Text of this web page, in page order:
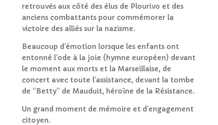
retrouvés aux côté des élus de Plourivo et des
anciens combattants pour commémorer la
victoire des alliés sur la nazisme.
Beaucoup d’émotion lorsque les enfants ont
entonné l’ode à la joie (hymne européen) devant
le moment aux morts et la Marseillaise, de
concert avec toute l’assistance, devant la tombe
de “Betty” de Mauduit, héroïne de la Résistance.
Un grand moment de mémoire et d’engagement
citoyen.